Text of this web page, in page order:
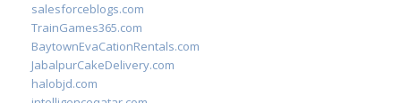
salesforceblogs.com
TrainGames365.com
BaytownEvaCationRentals.com
JabalpurCakeDelivery.com
halobjd.com